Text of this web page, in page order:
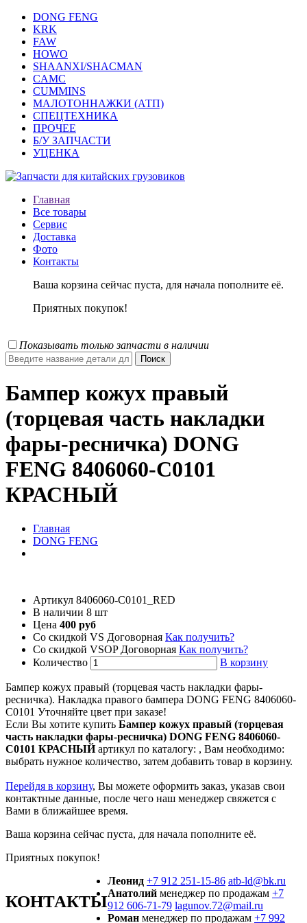
DONG FENG
KRK
FAW
HOWO
SHAANXI/SHACMAN
CAMC
CUMMINS
МАЛОТОННАЖКИ (АТП)
СПЕЦТЕХНИКА
ПРОЧЕЕ
Б/У ЗАПЧАСТИ
УЦЕНКА
Главная
Все товары
Сервис
Доставка
Фото
Контакты
Ваша корзина сейчас пуста, для начала пополните её.
Приятных покупок!
Показывать только запчасти в наличии
Бампер кожух правый
(торцевая часть накладки
фары-ресничка) DONG
FENG 8406060-C0101
КРАСНЫЙ
Главная
DONG FENG
Артикул 8406060-C0101_RED
В наличии 8 шт
Цена 400 руб
Со скидкой VS Договорная Как получить?
Со скидкой VSOP Договорная Как получить?
Количество
В корзину
Бампер кожух правый (торцевая часть накладки фары-
ресничка). Накладка правого бампера DONG FENG 8406060-
C0101 Уточняйте цвет при заказе!
Если Вы хотите купить Бампер кожух правый (торцевая
часть накладки фары-ресничка) DONG FENG 8406060-
C0101 КРАСНЫЙартикул по каталогу: , Вам необходимо:
выбрать нужное количество, затем добавить товар в корзину.
Перейдя в корзину, Вы можете оформить заказ, указав свои
контактные данные, после чего наш менеджер свяжется с
Вами в ближайшее время.
Ваша корзина сейчас пуста, для начала пополните её.
Приятных покупок!
КОНТАКТЫ
Леонид +7 912 251-15-86 atb-ld@bk.ru
Анатолий менеджер по продажам +7
912 606-71-79 lagunov.72@mail.ru
Роман менеджер по продажам +7 992